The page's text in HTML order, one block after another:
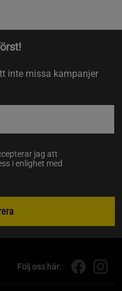
inte missa kampanjer
jag att
i enlighet med
Följ oss här: